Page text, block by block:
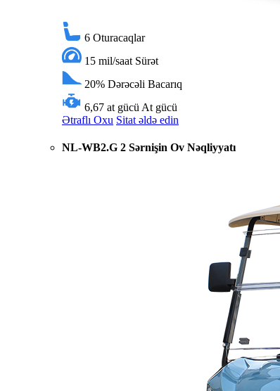
6 Oturacaqlar
15 mil/saat Sürət
20% Dərəcəli Bacarıq
6,67 at gücü At gücü
Ətraflı Oxu Sitat əldə edin
NL-WB2.G 2 Sərnişin Ov Nəqliyyatı